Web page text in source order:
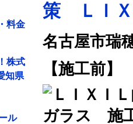
策 ＬＩＸ
名古屋市瑞
【施工前】
料金